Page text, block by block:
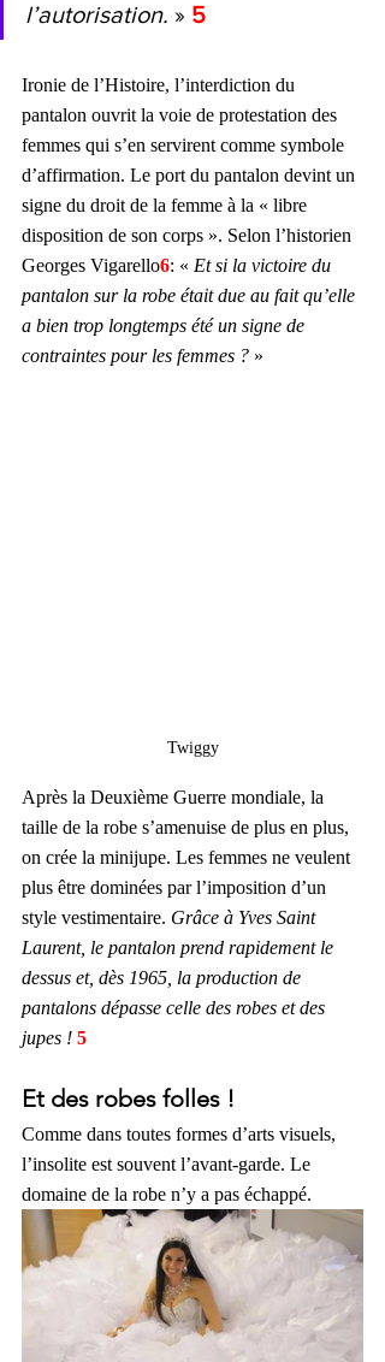
l’autorisation. » 5
Ironie de l’Histoire, l’interdiction du
pantalon ouvrit la voie de protestation des
femmes qui s’en servirent comme symbole
d’affirmation. Le port du pantalon devint un
signe du droit de la femme à la « libre
disposition de son corps ». Selon l’historien
Georges Vigarello6: « Et si la victoire du
pantalon sur la robe était due au fait qu’elle
a bien trop longtemps été un signe de
contraintes pour les femmes ? »
Twiggy
Après la Deuxième Guerre mondiale, la
taille de la robe s’amenuise de plus en plus,
on crée la minijupe. Les femmes ne veulent
plus être dominées par l’imposition d’un
style vestimentaire. Grâce à Yves Saint
Laurent, le pantalon prend rapidement le
dessus et, dès 1965, la production de
pantalons dépasse celle des robes et des
jupes ! 5
Et des robes folles !
Comme dans toutes formes d’arts visuels,
l’insolite est souvent l’avant-garde. Le
domaine de la robe n’y a pas échappé.